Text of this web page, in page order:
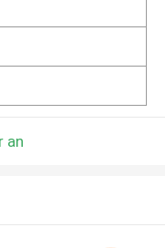
an